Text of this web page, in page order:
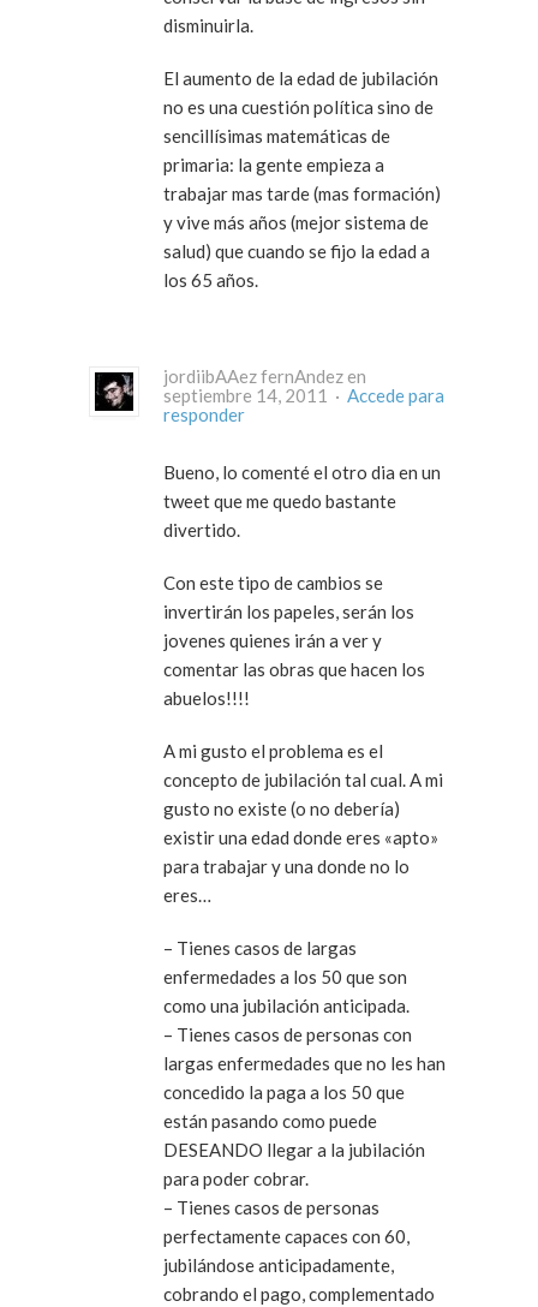
disminuirla.
El aumento de la edad de jubilación
no es una cuestión política sino de
sencillísimas matemáticas de
primaria: la gente empieza a
trabajar mas tarde (mas formación)
y vive más años (mejor sistema de
salud) que cuando se fijo la edad a
los 65 años.
jordiibAAez fernAndez en
septiembre 14, 2011 · Accede para
responder
Bueno, lo comenté el otro dia en un
tweet que me quedo bastante
divertido.
Con este tipo de cambios se
invertirán los papeles, serán los
jovenes quienes irán a ver y
comentar las obras que hacen los
abuelos!!!!
A mi gusto el problema es el
concepto de jubilación tal cual. A mi
gusto no existe (o no debería)
existir una edad donde eres «apto»
para trabajar y una donde no lo
eres…
– Tienes casos de largas
enfermedades a los 50 que son
como una jubilación anticipada.
– Tienes casos de personas con
largas enfermedades que no les han
concedido la paga a los 50 que
están pasando como puede
DESEANDO llegar a la jubilación
para poder cobrar.
– Tienes casos de personas
perfectamente capaces con 60,
jubilándose anticipadamente,
cobrando el pago, complementado